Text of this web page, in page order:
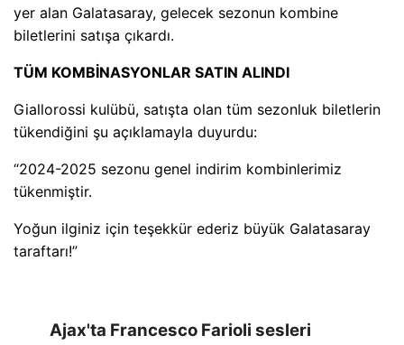
yer alan Galatasaray, gelecek sezonun kombine
biletlerini satışa çıkardı.
TÜM KOMBİNASYONLAR SATIN ALINDI
Giallorossi kulübü, satışta olan tüm sezonluk biletlerin
tükendiğini şu açıklamayla duyurdu:
“2024-2025 sezonu genel indirim kombinlerimiz
tükenmiştir.
Yoğun ilginiz için teşekkür ederiz büyük Galatasaray
taraftarı!”
Ajax'ta Francesco Farioli sesleri